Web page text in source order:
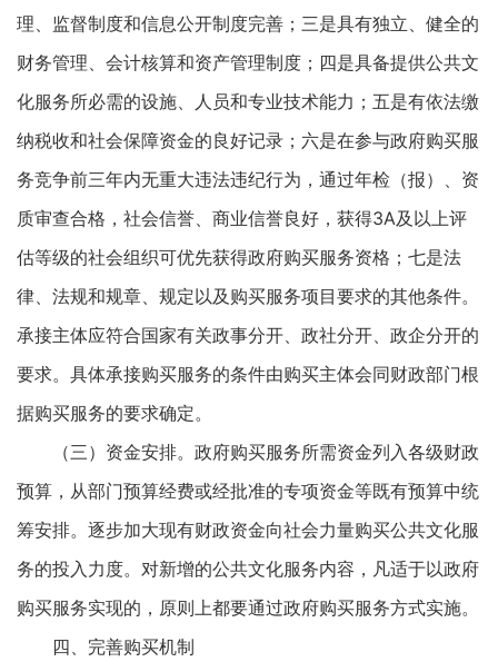
理、监督制度和信息公开制度完善；三是具有独立、健全的
财务管理、会计核算和资产管理制度；四是具备提供公共文
化服务所必需的设施、人员和专业技术能力；五是有依法缴
纳税收和社会保障资金的良好记录；六是在参与政府购买服
务竞争前三年内无重大违法违纪行为，通过年检（报）、资
质审查合格，社会信誉、商业信誉良好，获得3A及以上评
估等级的社会组织可优先获得政府购买服务资格；七是法
律、法规和规章、规定以及购买服务项目要求的其他条件。
承接主体应符合国家有关政事分开、政社分开、政企分开的
要求。具体承接购买服务的条件由购买主体会同财政部门根
据购买服务的要求确定。
（三）资金安排。政府购买服务所需资金列入各级财政
预算，从部门预算经费或经批准的专项资金等既有预算中统
筹安排。逐步加大现有财政资金向社会力量购买公共文化服
务的投入力度。对新增的公共文化服务内容，凡适于以政府
购买服务实现的，原则上都要通过政府购买服务方式实施。
四、完善购买机制